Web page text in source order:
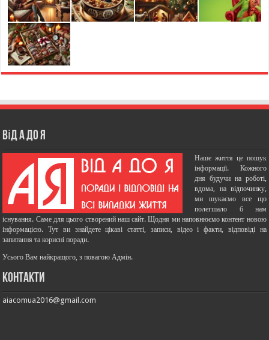
Від А до Я
Наше життя це пошук
інформації. Кожного
дня будучи на роботі,
вдома, на відпочинку,
ми шукаємо все що
полегшало б нам
існування. Саме для цього створений наш сайт. Щодня ми наповнюємо контент новою
інформацією. Тут ви знайдете цікаві статті, записи, відео і факти, відповіді на
запитання та корисні поради.
Усього Вам найкращого, з повагою Адмін.
Контакти
aiacomua2016@gmail.com